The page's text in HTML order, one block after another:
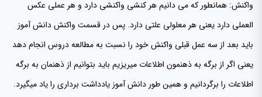
واکنش: همانطور که می دانیم هر کنشی واکنشی دارد و هر عملی عکس
العملی دارد یعنی هر معلولی علتی دارد. پس در قسمت واکنش دانش آموز
باید بعد از سه عمل قبلی واکنش خود را نسبت به مطالعه دروس انجام دهد
یعنی اگر از برگه به ذهنمون اطلاعات میریزیم باید بتوانیم از ذهنمان به برگه
اطلاعات را برگردانیم و همین طور دانش آموز یادداشت برداری را یاد میگیرد.